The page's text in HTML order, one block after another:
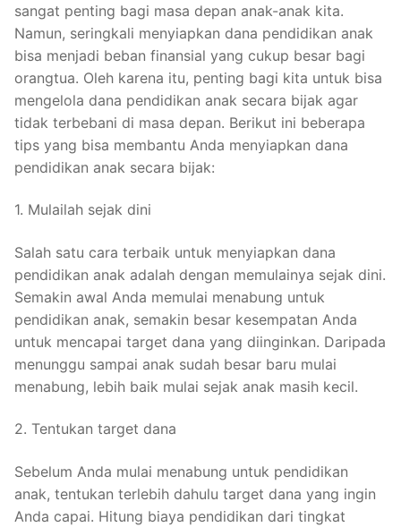
sangat penting bagi masa depan anak-anak kita.
Namun, seringkali menyiapkan dana pendidikan anak
bisa menjadi beban finansial yang cukup besar bagi
orangtua. Oleh karena itu, penting bagi kita untuk bisa
mengelola dana pendidikan anak secara bijak agar
tidak terbebani di masa depan. Berikut ini beberapa
tips yang bisa membantu Anda menyiapkan dana
pendidikan anak secara bijak:
1. Mulailah sejak dini
Salah satu cara terbaik untuk menyiapkan dana
pendidikan anak adalah dengan memulainya sejak dini.
Semakin awal Anda memulai menabung untuk
pendidikan anak, semakin besar kesempatan Anda
untuk mencapai target dana yang diinginkan. Daripada
menunggu sampai anak sudah besar baru mulai
menabung, lebih baik mulai sejak anak masih kecil.
2. Tentukan target dana
Sebelum Anda mulai menabung untuk pendidikan
anak, tentukan terlebih dahulu target dana yang ingin
Anda capai. Hitung biaya pendidikan dari tingkat